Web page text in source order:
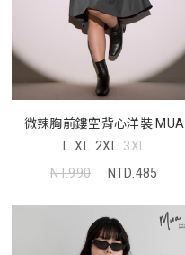
微辣胸前鏤空背心洋裝 MUA
L XL 2XL 3XL
NT.990
NTD.485